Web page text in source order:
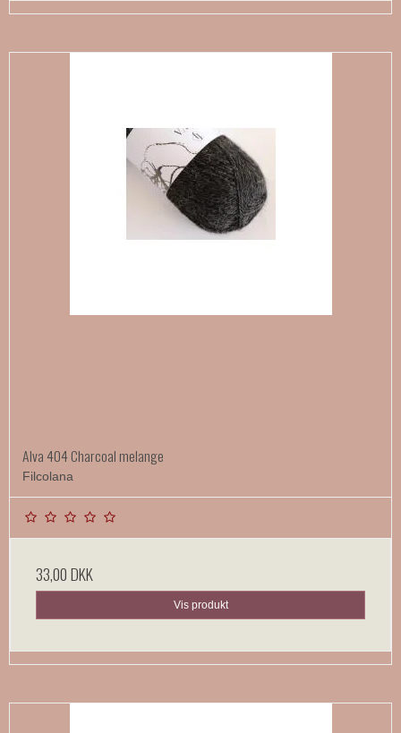
Alva 404 Charcoal melange
Filcolana
33,00 DKK
Vis produkt